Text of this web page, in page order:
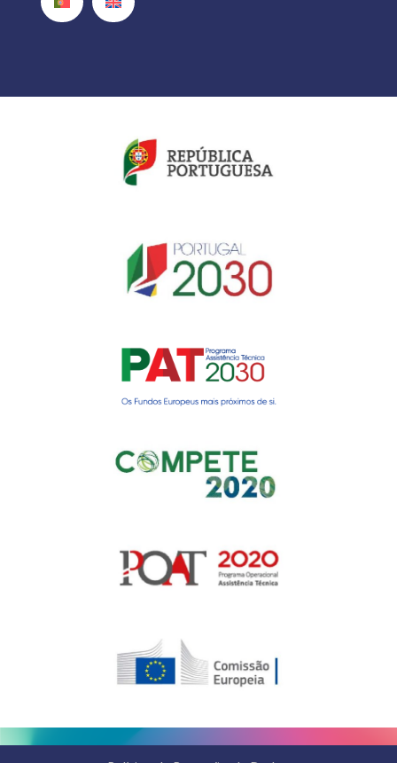
Gerir o Consentimento de
Para fornecer as melhores experiências, usamos tecnologias como
cookies para armazenar e/ou aceder a informações do dispositivo.
Consentir com essas tecnologias nos permitirá processar dados, como
comportamento de navegação ou IDs exclusivos neste site. Não consentir